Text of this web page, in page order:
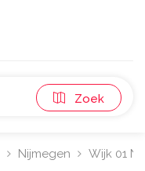
Zoek
Nijmegen Wijk 01